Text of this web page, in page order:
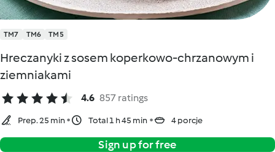
TM7 TM6 TM5
Hreczanyki z sosem koperkowo-chrzanowym i
ziemniakami
4.6 857 ratings
Prep. 25 min Total 1 h 45 min 4 porcje
Sign up for free